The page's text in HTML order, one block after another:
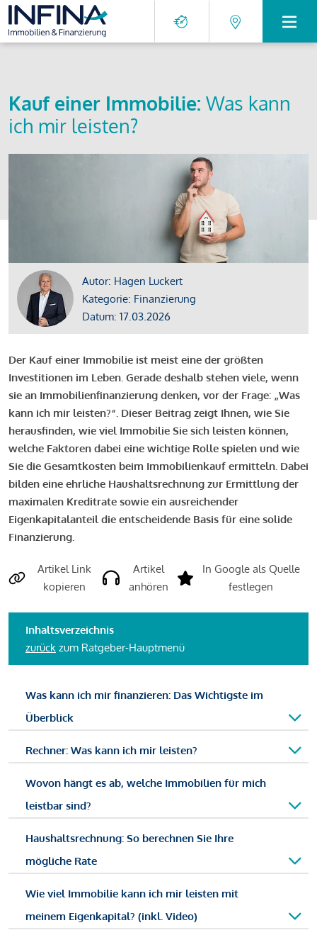
Kauf einer Immobilie: Was kann
ich mir leisten?
Autor: Hagen Luckert
Kategorie: Finanzierung
Datum: 17.03.2026
Der Kauf einer Immobilie ist meist eine der größten
Investitionen im Leben. Gerade deshalb stehen viele, wenn
sie an Immobilienfinanzierung denken, vor der Frage: „Was
kann ich mir leisten?“. Dieser Beitrag zeigt Ihnen, wie Sie
herausfinden, wie viel Immobilie Sie sich leisten können,
welche Faktoren dabei eine wichtige Rolle spielen und wie
Sie die Gesamtkosten beim Immobilienkauf ermitteln. Dabei
bilden eine ehrliche Haushaltsrechnung zur Ermittlung der
maximalen Kreditrate sowie ein ausreichender
Eigenkapitalanteil die entscheidende Basis für eine solide
Finanzierung.
Artikel Link
kopieren
Artikel
anhören
In Google als Quelle
festlegen
Inhaltsverzeichnis
zurück zum Ratgeber-Hauptmenü
Was kann ich mir finanzieren: Das Wichtigste im
Überblick
Rechner: Was kann ich mir leisten?
Wovon hängt es ab, welche Immobilien für mich
leistbar sind?
Haushaltsrechnung: So berechnen Sie Ihre
mögliche Rate
Wie viel Immobilie kann ich mir leisten mit
meinem Eigenkapital? (inkl. Video)